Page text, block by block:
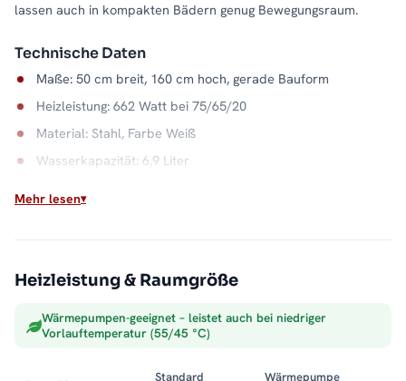
lassen auch in kompakten Bädern genug Bewegungsraum.
Technische Daten
Maße: 50 cm breit, 160 cm hoch, gerade Bauform
Heizleistung: 662 Watt bei 75/65/20
Material: Stahl, Farbe Weiß
Wasserkapazität: 6,9 Liter
Der ALPIYA arbeitet über Ihre Zentralheizung und liefert
Bauform in Weiß passt sich ruhig ins Badezimmer ein. Alle
Badheizkörper mit Mittelanschluss
Mehr lesen
Heizleistung & Raumgröße
Wärmepumpen-geeignet – leistet auch bei niedriger
Vorlauftemperatur (55/45 °C)
Standard Wärmepumpe